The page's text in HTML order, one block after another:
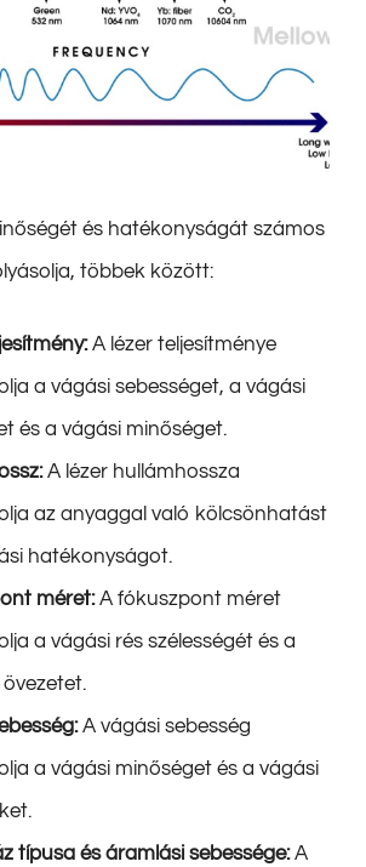
és hatékonyságát számos
többek között:
A lézer teljesítménye
a vágási sebességet, a vágási
és a vágási minőséget.
A lézer hullámhossza
az anyaggal való kölcsönhatást
hatékonyságot.
méret:A fókuszpont méret
a vágási rés szélességét és a
A vágási sebesség
a vágási minőséget és a vágási
típusa és áramlási sebessége:A